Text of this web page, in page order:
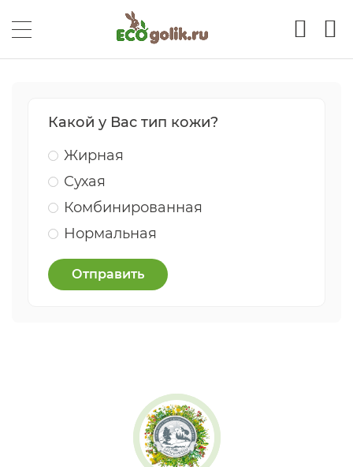
Какой у Вас тип кожи?
Жирная
Сухая
Комбинированная
Нормальная
Отправить